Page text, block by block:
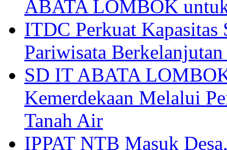
ABATA LOMBOK
ITDC Perkuat
Pariwisata
SD IT ABATA
Kemerdekaan Melalui
Tanah Air
IPPAT NTB Masuk